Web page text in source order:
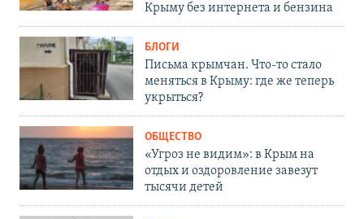
Крыму без интернета и бензина
БЛОГИ
Письма крымчан. Что-то стало
меняться в Крыму: где же теперь
укрыться?
ОБЩЕСТВО
«Угроз не видим»: в Крым на
отдых и оздоровление завезут
тысячи детей